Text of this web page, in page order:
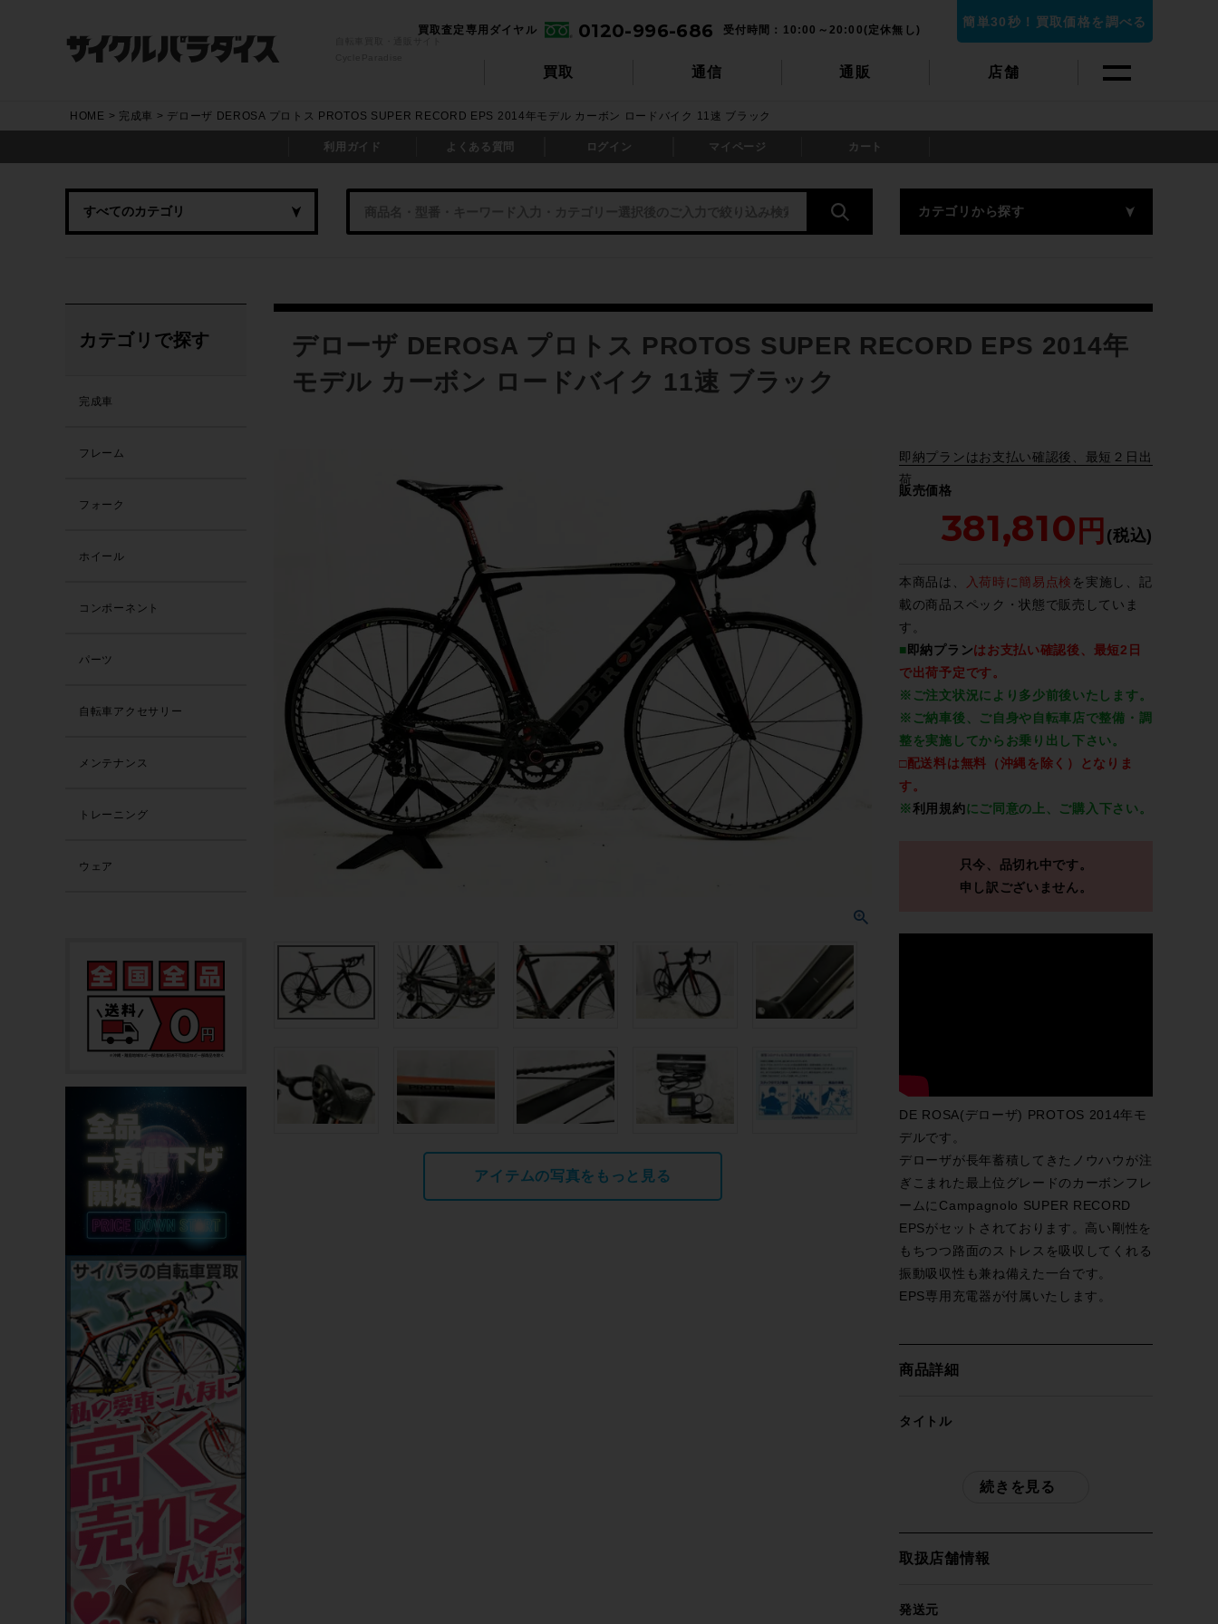
買取 通信 通販 店舗
買取査定専用ダイヤル 0120-996-686 受付時間：10:00～20:00(定休無し)
簡単30秒！買取価格を調べる
HOME 完成車 デローザ DEROSA プロトス PROTOS SUPER RECORD EPS 2014年モデル カーボン ロードバイク 11速 ブラック
利用ガイド よくある質問 ログイン マイページ カート
カテゴリから探す
デローザ DEROSA プロトス PROTOS SUPER RECORD EPS 2014年
モデル カーボン ロードバイク 11速 ブラック
アイテムの写真をもっと見る
販売価格
381,810
即納プランはお支払い確認後、最短２日出
荷
本商品は、 入荷時に簡易点検 を実施し、記
載の商品スペック・状態で販売していま
す。
■即納プランはお支払い確認後、最短2日
で出荷予定です。
※ご注文状況により多少前後いたします。
※ご納車後、ご自身や自転車店で整備・調
整を実施してからお乗り出し下さい。
□配送料は無料（沖縄を除く）となりま
す。
※利用規約にご同意の上、ご購入下さい。
只今、品切れ中です。
申し訳ございません。
DE ROSA(デローザ) PROTOS 2014年モ
デルです。
デローザが長年蓄積してきたノウハウが注
ぎこまれた最上位グレードのカーボンフレ
ームにCampagnolo SUPER RECORD
EPSがセットされております。高い剛性を
もちつつ路面のストレスを吸収してくれる
振動吸収性も兼ね備えた一台です。
EPS専用充電器が付属いたします。
商品詳細
タイトル
ーボン ロードバイク 11速 ブラック
続きを見る
取扱店舗情報
発送元
カテゴリで探す
完成車
フレーム
フォーク
ホイール
コンポーネント
パーツ
自転車アクセサリー
メンテナンス
トレーニング
ウェア